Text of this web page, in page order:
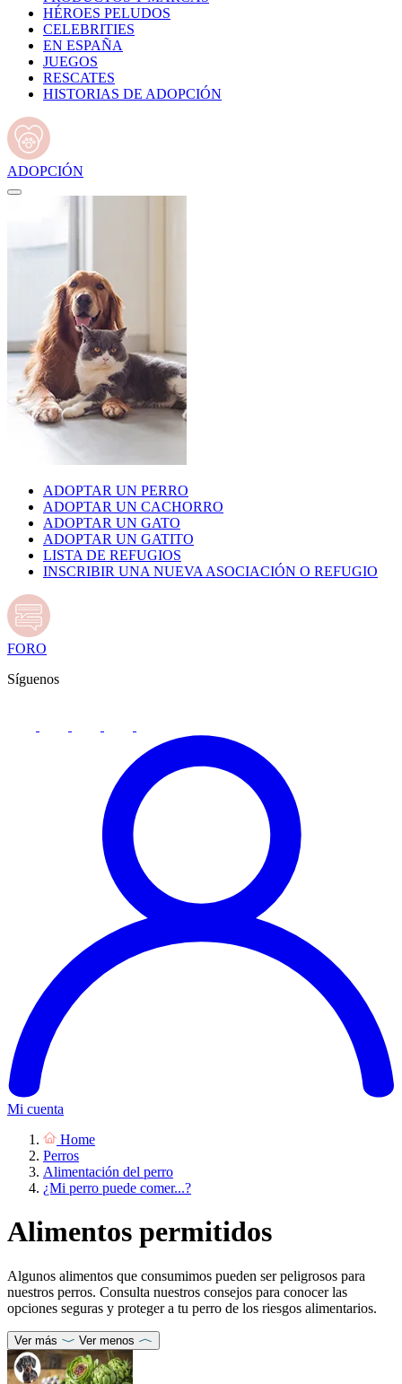
HÉROES PELUDOS
CELEBRITIES
EN ESPAÑA
JUEGOS
RESCATES
HISTORIAS DE ADOPCIÓN
ADOPCIÓN
ADOPTAR UN PERRO
ADOPTAR UN CACHORRO
ADOPTAR UN GATO
ADOPTAR UN GATITO
LISTA DE REFUGIOS
INSCRIBIR UNA NUEVA ASOCIACIÓN O REFUGIO
FORO
Síguenos
Mi cuenta
Home
Perros
Alimentación del perro
¿Mi perro puede comer...?
Alimentos permitidos
Algunos alimentos que consumimos pueden ser peligrosos para
nuestros perros. Consulta nuestros consejos para conocer las
opciones seguras y proteger a tu perro de los riesgos alimentarios.
Ver más Ver menos